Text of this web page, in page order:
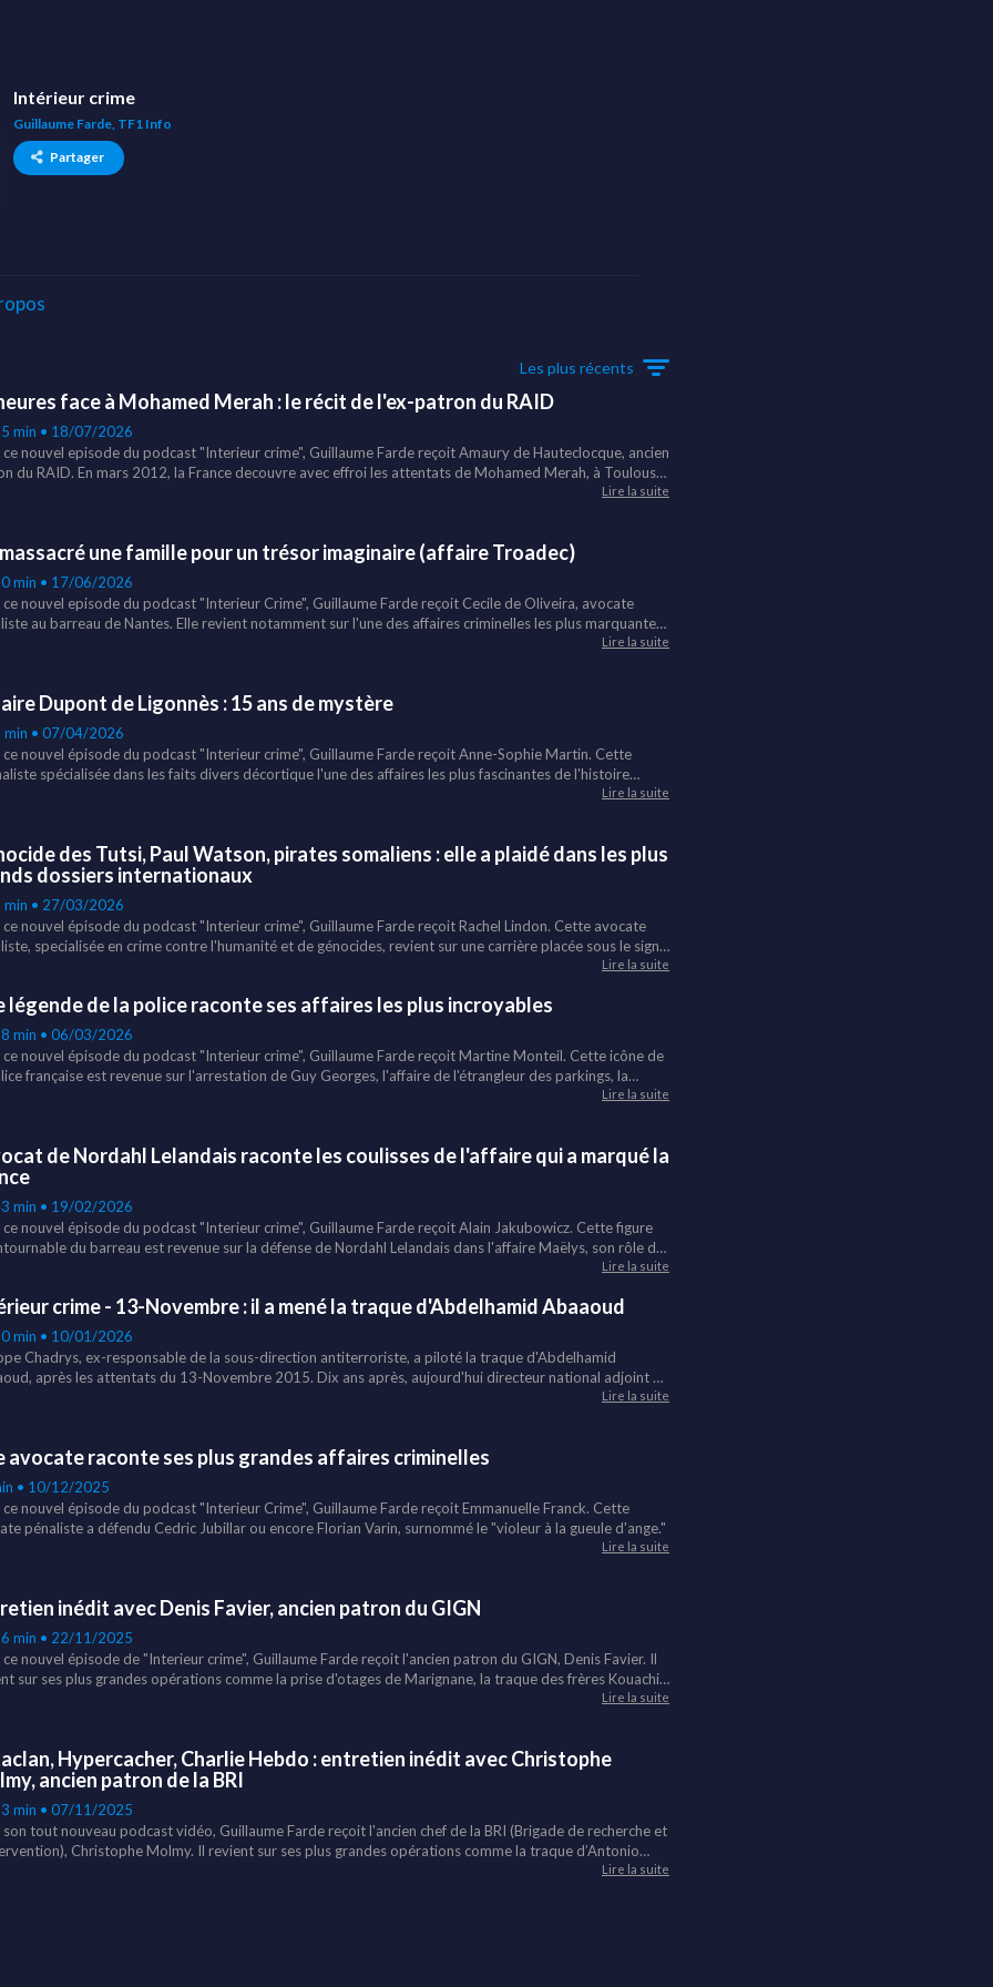
Intérieur crime
Guillaume Farde, TF1 Info
Partager
Les plus récents
face à Mohamed Merah : le récit de l'ex-patron du RAID
min • 18/07/2026
ce nouvel episode du podcast "Interieur crime", Guillaume Farde reçoit Amaury de Hauteclocque, ancien
du RAID. En mars 2012, la France decouvre avec effroi les attentats de Mohamed Merah, à Toulouse
Chef du RAID à l'epoque, Amaury de Hauteclocque raconte de l'interieur les decisions prises
d'une des plus grandes operations du RAID.
Lire la suite
une famille pour un trésor imaginaire (affaire Troadec)
min • 17/06/2026
ce nouvel episode du podcast "Interieur Crime", Guillaume Farde reçoit Cecile de Oliveira, avocate
au barreau de Nantes. Elle revient notamment sur l'une des affaires criminelles les plus marquantes
dernières années : la disparition puis le meurtre de toute la famille Troadec. Elle raconte les coulisses
exceptionnelle sur la quête de verite.
Lire la suite
Dupont de Ligonnès : 15 ans de mystère
min • 07/04/2026
ce nouvel épisode du podcast "Interieur crime", Guillaume Farde reçoit Anne-Sophie Martin. Cette
spécialisée dans les faits divers décortique l'une des affaires les plus fascinantes de l'histoire
française. De la découverte macabre sous la terrasse aux théories les plus folles, en passant par le
Lire la suite
des Tutsi, Paul Watson, pirates somaliens : elle a plaidé dans les plus
dossiers internationaux
min • 27/03/2026
ce nouvel épisode du podcast "Interieur crime", Guillaume Farde reçoit Rachel Lindon. Cette avocate
specialisée en crime contre l'humanité et de génocides, revient sur une carrière placée sous le signe
défense des libertés et de la complexité du droit penal international ; comme les premiers procès du
ou encore la défense du militant ecologiste, Paul Watson. Un echange profond sur la justice,
et l'engagement d'une vie.
Lire la suite
légende de la police raconte ses affaires les plus incroyables
min • 06/03/2026
ce nouvel épisode du podcast "Interieur crime", Guillaume Farde reçoit Martine Monteil. Cette icône de
française est revenue sur l'arrestation de Guy Georges, l'affaire de l'étrangleur des parkings, la
mouvementée chez Françoise Sagan, l'arrestation de la célèbre Madame Claude, la venue de
Lire la suite
de Nordahl Lelandais raconte les coulisses de l'affaire qui a marqué la
min • 19/02/2026
ce nouvel épisode du podcast "Interieur crime", Guillaume Farde reçoit Alain Jakubowicz. Cette figure
du barreau est revenue sur la défense de Nordahl Lelandais dans l'affaire Maëlys, son rôle de
civile lors du procès Papon, Barbie et Touvier mais aussi sa défense de Karim Benzema dans l'affaire
sa carrière.
Lire la suite
crime - 13-Novembre : il a mené la traque d'Abdelhamid Abaaoud
min • 10/01/2026
Chadrys, ex-responsable de la sous-direction antiterroriste, a piloté la traque d'Abdelhamid
après les attentats du 13-Novembre 2015. Dix ans après, aujourd'hui directeur national adjoint de
Lire la suite
avocate raconte ses plus grandes affaires criminelles
• 10/12/2025
nouvel épisode du podcast "Interieur Crime", Guillaume Farde reçoit Emmanuelle Franck. Cette
pénaliste a défendu Cedric Jubillar ou encore Florian Varin, surnommé le "violeur à la gueule d'ange."
Lire la suite
inédit avec Denis Favier, ancien patron du GIGN
min • 22/11/2025
nouvel épisode de "Interieur crime", Guillaume Farde reçoit l'ancien patron du GIGN, Denis Favier. Il
sur ses plus grandes opérations comme la prise d'otages de Marignane, la traque des frères Kouachi
Lire la suite
Hypercacher, Charlie Hebdo : entretien inédit avec Christophe
ancien patron de la BRI
min • 07/11/2025
tout nouveau podcast vidéo, Guillaume Farde reçoit l'ancien chef de la BRI (Brigade de recherche et
Christophe Molmy. Il revient sur ses plus grandes opérations comme la traque d’Antonio
Lire la suite